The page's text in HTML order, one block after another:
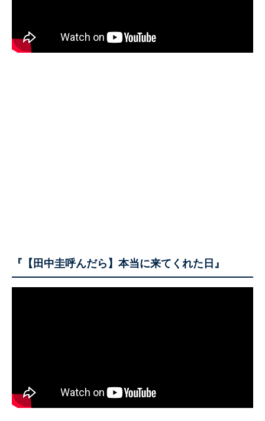
『【田中圭呼んだら】本当に来てくれた日』